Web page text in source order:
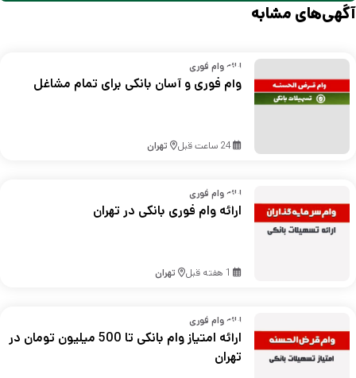
آگهی‌های مشابه
ارائه وام فوری
وام فوری و آسان بانکی برای تمام مشاغل
24 ساعت قبل تهران
ارائه وام فوری
ارائه وام فوری بانکی در تهران
1 هفته قبل تهران
ارائه وام فوری
ارائه امتیاز وام بانکی تا 500 میلیون تومان در
تهران